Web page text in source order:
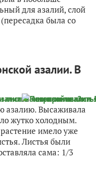
для азалий, слой
была со
азалии. В
азалию. Высаживала
жутко холодным.
имело уже
Листья были
сама: 1/3